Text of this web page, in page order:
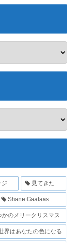
ジ 見てきた
Shane Gaalaas
かのメリークリスマス
界はあなたの色になる